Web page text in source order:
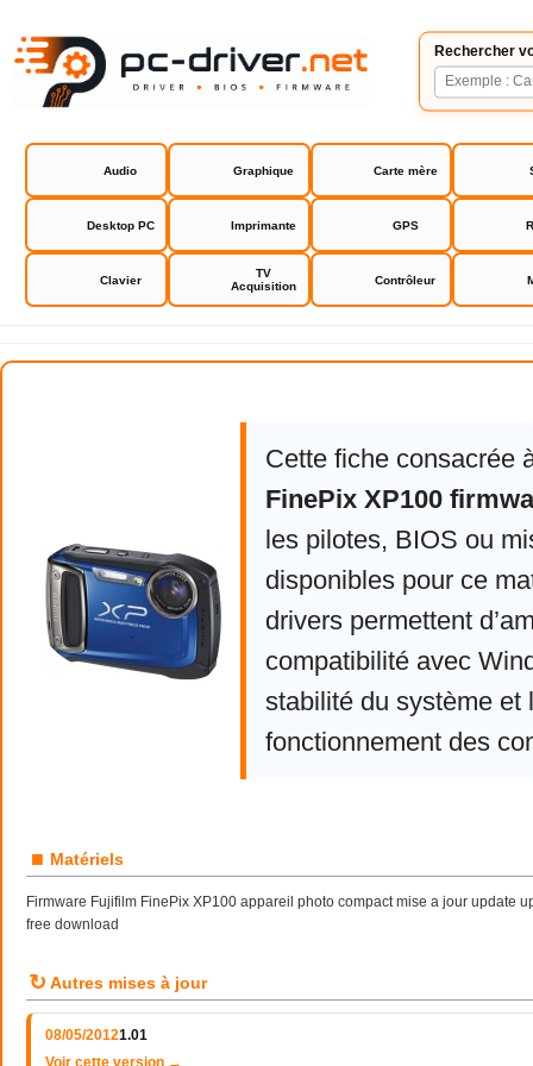
Rechercher
Audio Graphique Carte mère
Desktop PC Imprimante GPS
Clavier
TV
Acquisition
Contrôleur
Fujifilm FinePix XP100 firmware
Cette fiche consacrée
FinePix XP100
les pilotes, BIOS ou
disponibles pour ce
drivers permettent
compatibilité avec
stabilité du système et
fonctionnement des
■ Matériels
Firmware Fujifilm FinePix XP100 appareil photo compact mise a jour update
free download
↻ Autres mises à jour
08/05/20121.01
Voir cette version →